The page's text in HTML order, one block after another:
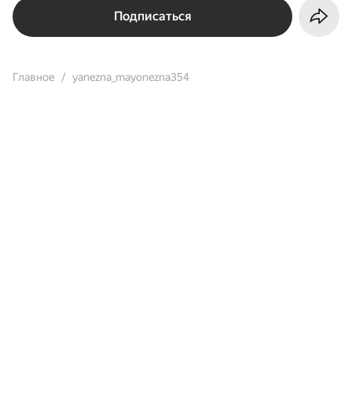
Подписаться
Главное yanezna_mayonezna354